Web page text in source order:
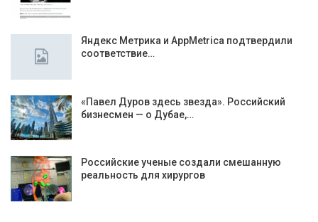
Яндекс Метрика и AppMetrica подтвердили
соответствие…
«Павел Дуров здесь звезда». Российский
бизнесмен — о Дубае,…
Российские ученые создали смешанную
реальность для хирургов